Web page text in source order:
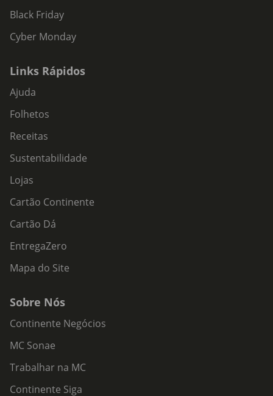
Black Friday
Cyber Monday
Links Rápidos
Ajuda
Folhetos
Receitas
Sustentabilidade
Lojas
Cartão Continente
Cartão Dá
EntregaZero
Mapa do Site
Sobre Nós
Continente Negócios
MC Sonae
Trabalhar na MC
Continente Siga